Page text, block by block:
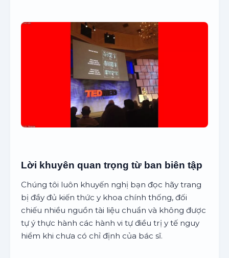
Lời khuyên quan trọng từ ban biên tập
Chúng tôi luôn khuyến nghị bạn đọc hãy trang
bị đầy đủ kiến thức y khoa chính thống, đối
chiếu nhiều nguồn tài liệu chuẩn và không được
tự ý thực hành các hành vi tự điều trị y tế nguy
hiểm khi chưa có chỉ định của bác sĩ.